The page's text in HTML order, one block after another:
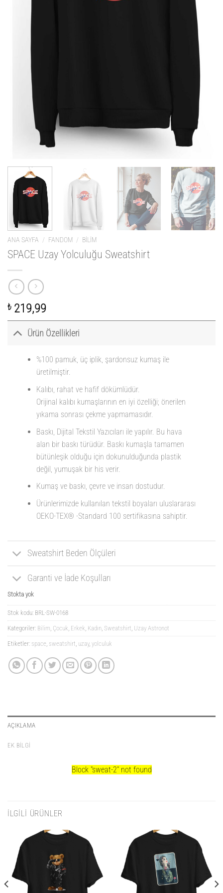
ANA SAYFA / FANDOM / BILIM
SPACE Uzay Yolculuğu Sweatshirt
₺ 219,99
Ürün Özellikleri
%100 pamuk, üç iplik, şardonsuz kumaş ile
üretilmiştir.
Kalıbı, rahat ve hafif dökümlüdür.
Orijinal kalıbı kumaşlarının en iyi özelliği; önerilen
yıkama sonrası çekme yapmamasıdır.
Baskı, Dijital Tekstil Yazıcıları ile yapılır. Bu hava
alan bir baskı türüdür. Baskı kumaşla tamamen
bütünleşik olduğu için dokunulduğunda plastik
değil, yumuşak bir his verir.
Kumaş ve baskı, çevre ve insan dostudur.
Ürünlerimizde kullanılan tekstil boyaları uluslararası
OEKO-TEX® -Standard 100 sertifikasına sahiptir.
Sweatshirt Beden Ölçüleri
Garanti ve İade Koşulları
Stokta yok
Stok kodu: BRL-SW-0168
Kategoriler: Bilim Çocuk Erkek Kadın Sweatshirt Uzay Astronot
Etiketler: space sweatshirt uzay, yolculuk
AÇIKLAMA
EK BILGI
Block "sweat-2"not found
İLGILI ÜRÜNLER